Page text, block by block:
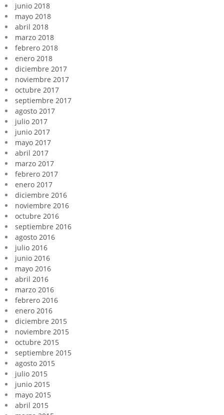
junio 2018
mayo 2018
abril 2018
marzo 2018
febrero 2018
enero 2018
diciembre 2017
noviembre 2017
octubre 2017
septiembre 2017
agosto 2017
julio 2017
junio 2017
mayo 2017
abril 2017
marzo 2017
febrero 2017
enero 2017
diciembre 2016
noviembre 2016
octubre 2016
septiembre 2016
agosto 2016
julio 2016
junio 2016
mayo 2016
abril 2016
marzo 2016
febrero 2016
enero 2016
diciembre 2015
noviembre 2015
octubre 2015
septiembre 2015
agosto 2015
julio 2015
junio 2015
mayo 2015
abril 2015